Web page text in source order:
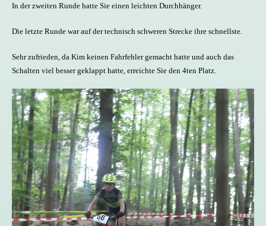
In der zweiten Runde hatte Sie einen leichten Durchhänger.
Die letzte Runde war auf der technisch schweren Strecke ihre schnellste.
Sehr zufrieden, da Kim keinen Fahrfehler gemacht hatte und auch das
Schalten viel besser geklappt hatte, erreichte Sie den 4ten Platz.